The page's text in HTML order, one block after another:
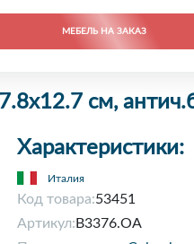
МЕБЕЛЬ НА ЗАКАЗ
см,
Характеристики:
Италия
Код товара:53451
Артикул: B3376.OA